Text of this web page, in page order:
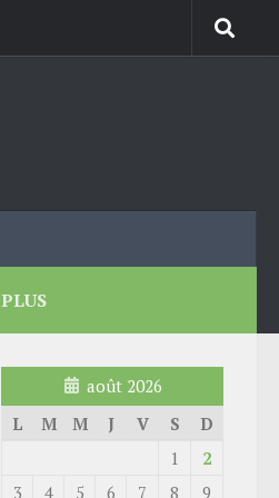
PLUS
août 2026
L
M M J V S
D
1
2
3
4 5 6 7 8
9